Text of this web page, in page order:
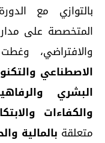
بالتوازي مع
المتخصصة على
والافتراضي،
الاصطناعي
البشري
والكفاءات
متعلقة بالمالية